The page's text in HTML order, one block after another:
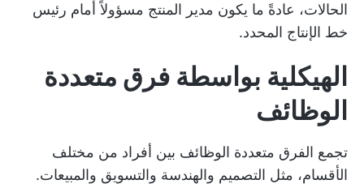
الحالات، عادةً ما يكون مدير المنتج مسؤولاً أمام رئيس
خط الإنتاج المحدد.
الهيكلية بواسطة فرق متعددة
الوظائف
تجمع الفرق متعددة الوظائف بين أفراد من مختلف
الأقسام، مثل التصميم والهندسة والتسويق والمبيعات.